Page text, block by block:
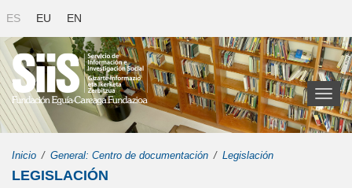
ES EU EN
Toggle
Inicio General: Centro de documentación Legislación
LEGISLACIÓN